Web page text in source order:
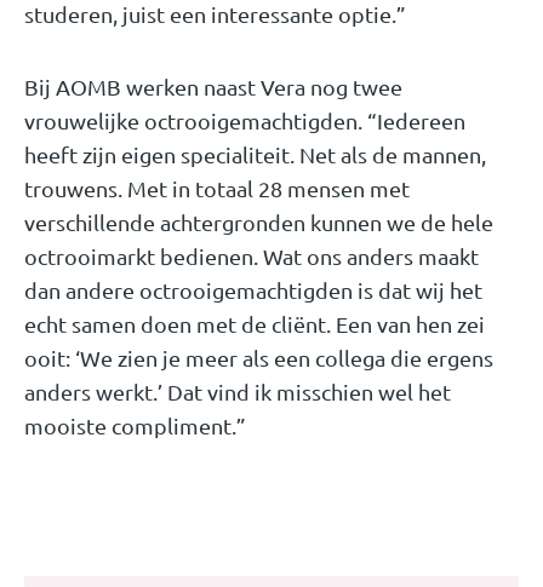
studeren, juist een interessante optie.”
Bij AOMB werken naast Vera nog twee
vrouwelijke octrooigemachtigden. “Iedereen
heeft zijn eigen specialiteit. Net als de mannen,
trouwens. Met in totaal 28 mensen met
verschillende achtergronden kunnen we de hele
octrooimarkt bedienen. Wat ons anders maakt
dan andere octrooigemachtigden is dat wij het
echt samen doen met de cliënt. Een van hen zei
ooit: ‘We zien je meer als een collega die ergens
anders werkt.’ Dat vind ik misschien wel het
mooiste compliment.”